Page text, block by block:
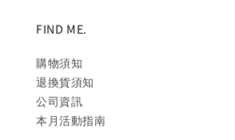
FIND ME.
購物須知
退換貨須知
公司資訊
本月活動指南